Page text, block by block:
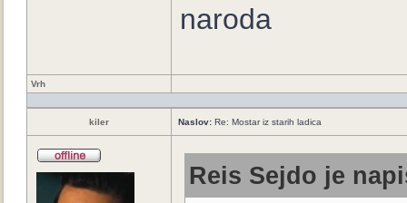
naroda
Vrh
kiler Naslov: Re: Mostar iz starih ladica
Reis Sejdo je